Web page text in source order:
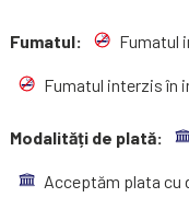
Fumatul: Fumatul
Fumatul interzis în
Modalități de plată:
Acceptăm plata cu